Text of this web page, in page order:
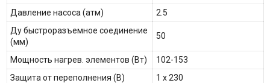
Давление насоса (атм)
2.5
Ду быстроразъемное соединение
(мм)
50
Мощность нагрев. элементов (Вт)
102-153
Защита от переполнения (В)
1 х 230